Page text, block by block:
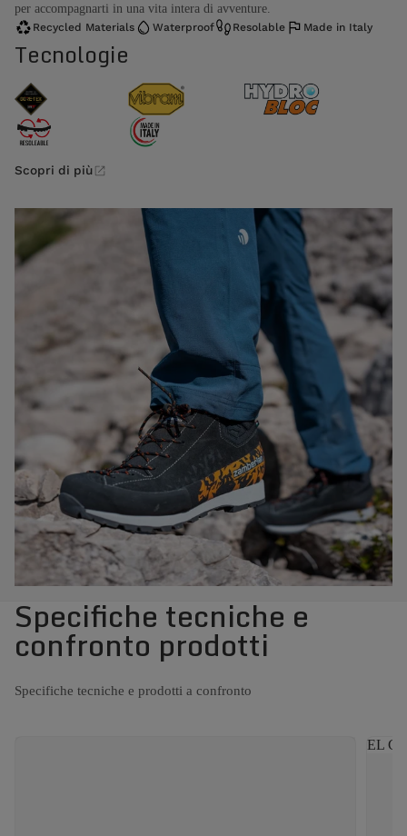
per accompagnarti in una vita intera di avventure.
Recycled Materials Waterproof Resolable Made in Italy
Tecnologie
Scopri di più
Specifiche tecniche e
confronto prodotti
Specifiche tecniche e prodotti a confronto
EL